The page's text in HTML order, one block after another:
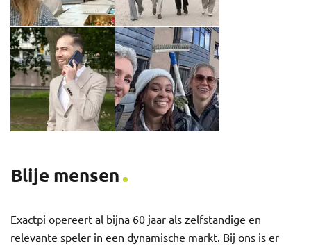
Blije mensen
Exactpi opereert al bijna 60 jaar als zelfstandige en
relevante speler in een dynamische markt. Bij ons is er